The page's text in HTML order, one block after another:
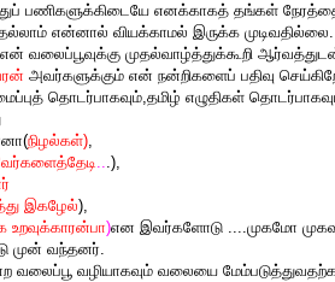
பணிகளுக்கிடையே எனக்காகத் தங்கள்
என்னால் வியக்காமல் இருக்க முடிவதில்லை.
வலைப்பூவுக்கு முதல்வாழ்த்துக்கூறி
அவர்களுக்கும் என் நன்றிகளைப் பதிவு
தொடர்பாகவும்,தமிழ் எழுதிகள்
நிழல்கள்),
...),
இகழேல்),
உறவுக்காரன்பா)என இவர்களோடு ....முகமோ
முன் வந்தனர்.
வலைப்பூ வழியாகவும் வலையை